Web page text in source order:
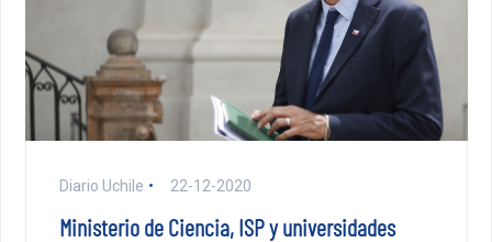
Diario Uchile 22-12-2020
Ministerio de Ciencia, ISP y universidades